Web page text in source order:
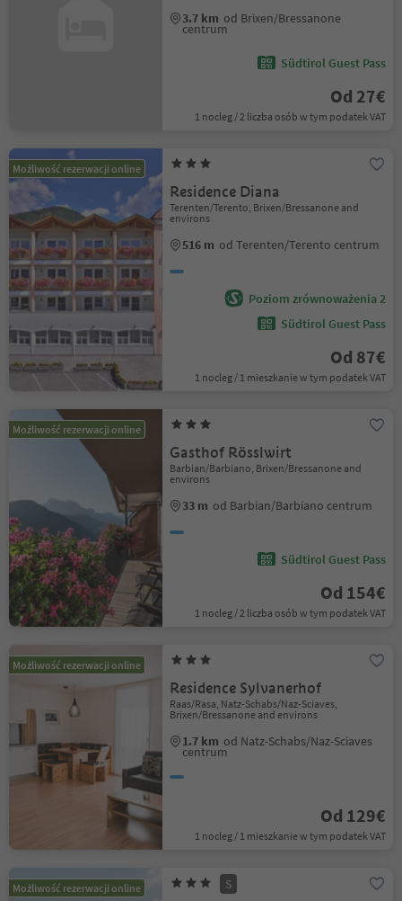
3.7 km od Brixen/Bressanone
centrum
Südtirol Guest Pass
Od 27€
1 nocleg / 2 liczba osób w tym podatek VAT
Możliwość rezerwacji online
Residence Diana
Terenten/Terento, Brixen/Bressanone and
environs
516 m od Terenten/Terento centrum
Poziom zrównoważenia 2
Südtirol Guest Pass
Od 87€
1 nocleg / 1 mieszkanie w tym podatek VAT
Możliwość rezerwacji online
Gasthof Rösslwirt
Barbian/Barbiano, Brixen/Bressanone and
environs
33 m od Barbian/Barbiano centrum
Südtirol Guest Pass
Od 154€
1 nocleg / 2 liczba osób w tym podatek VAT
Możliwość rezerwacji online
Residence Sylvanerhof
Raas/Rasa, Natz-Schabs/Naz-Sciaves,
Brixen/Bressanone and environs
1.7 km od Natz-Schabs/Naz-Sciaves
centrum
Od 129€
1 nocleg / 1 mieszkanie w tym podatek VAT
Możliwość rezerwacji online S